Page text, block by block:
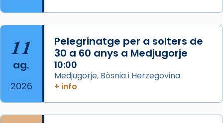
L’arquebisbe de Barcelona, el cardenal Joan
Josep Omella, ha presidit la missa i l’ha
concelebrat el bisbe auxiliar de Barcelona,
Mons. David Abadías.
📸 Dr. G. Simón
Photo
View on Facebook · Share
11
ag.
2026
Pelegrinatge per a solters de
30 a 60 anys a Medjugorje
10:00
Medjugorje, Bòsnia i Herzegovina
+ info